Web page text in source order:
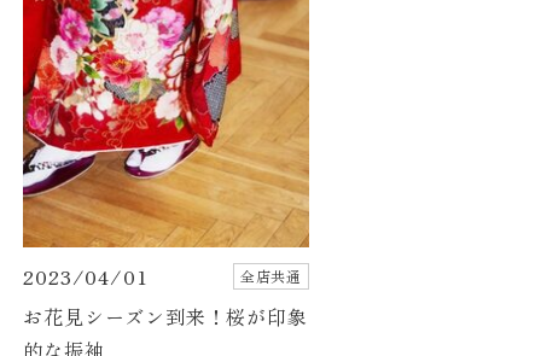
2023/04/01 全店共通
お花見シーズン到来！桜が印象
的な振袖